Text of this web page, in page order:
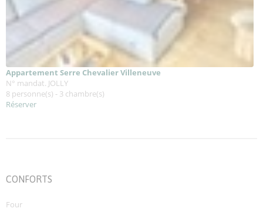
Appartement Serre Chevalier Villeneuve
N° mandat. JOLLY
8 personne(s) - 3 chambre(s)
Réserver
CONFORTS
Four